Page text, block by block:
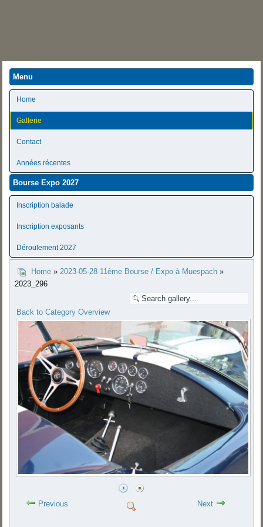
Menu
Home
Gallerie
Contact
Années récentes
Bourse Expo 2027
Inscription balade
Inscription exposants
Déroulement 2027
Home »2023-05-28 11ème Bourse / Expo à Muespach »
2023_296
Back to Category Overview
Previous Next